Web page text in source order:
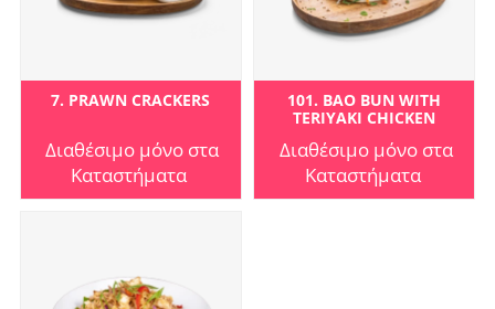
7. PRAWN CRACKERS
Διαθέσιμο μόνο στα
Καταστήματα
101. BAO BUN WITH
TERIYAKI CHICKEN
Διαθέσιμο μόνο στα
Καταστήματα